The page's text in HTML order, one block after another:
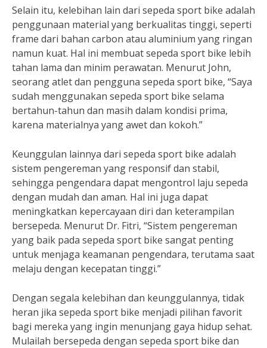
Selain itu, kelebihan lain dari sepeda sport bike adalah
penggunaan material yang berkualitas tinggi, seperti
frame dari bahan carbon atau aluminium yang ringan
namun kuat. Hal ini membuat sepeda sport bike lebih
tahan lama dan minim perawatan. Menurut John,
seorang atlet dan pengguna sepeda sport bike, “Saya
sudah menggunakan sepeda sport bike selama
bertahun-tahun dan masih dalam kondisi prima,
karena materialnya yang awet dan kokoh.”
Keunggulan lainnya dari sepeda sport bike adalah
sistem pengereman yang responsif dan stabil,
sehingga pengendara dapat mengontrol laju sepeda
dengan mudah dan aman. Hal ini juga dapat
meningkatkan kepercayaan diri dan keterampilan
bersepeda. Menurut Dr. Fitri, “Sistem pengereman
yang baik pada sepeda sport bike sangat penting
untuk menjaga keamanan pengendara, terutama saat
melaju dengan kecepatan tinggi.”
Dengan segala kelebihan dan keunggulannya, tidak
heran jika sepeda sport bike menjadi pilihan favorit
bagi mereka yang ingin menunjang gaya hidup sehat.
Mulailah bersepeda dengan sepeda sport bike dan